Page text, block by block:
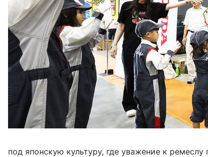
под японскую культуру, где уважение к